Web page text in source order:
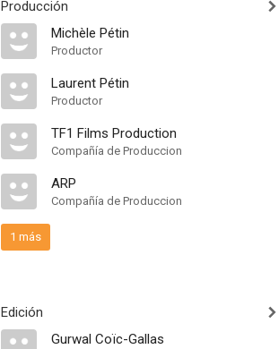
Producción
Michèle Pétin
Productor
Laurent Pétin
Productor
TF1 Films Production
Compañía de Produccion
ARP
Compañía de Produccion
1 más
Edición
Gurwal Coïc-Gallas